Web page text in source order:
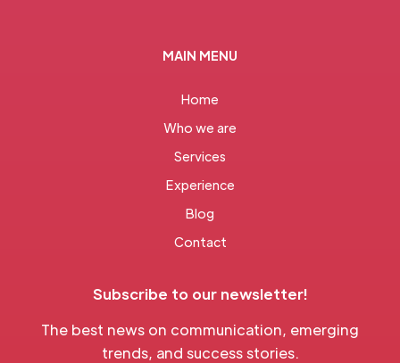
MAIN MENU
Home
Who we are
Services
Experience
Blog
Contact
Subscribe to our newsletter!
The best news on communication, emerging
trends, and success stories.